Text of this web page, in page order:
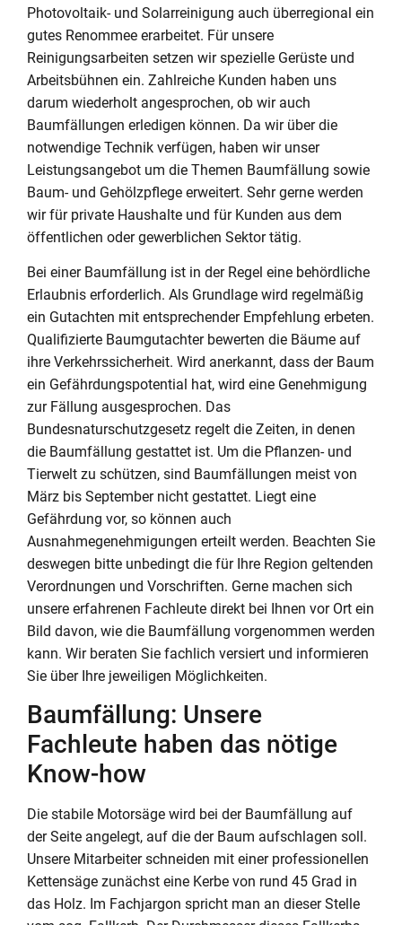
Photovoltaik- und Solarreinigung auch überregional ein
gutes Renommee erarbeitet. Für unsere
Reinigungsarbeiten setzen wir spezielle Gerüste und
Arbeitsbühnen ein. Zahlreiche Kunden haben uns
darum wiederholt angesprochen, ob wir auch
Baumfällungen erledigen können. Da wir über die
notwendige Technik verfügen, haben wir unser
Leistungsangebot um die Themen Baumfällung sowie
Baum- und Gehölzpflege erweitert. Sehr gerne werden
wir für private Haushalte und für Kunden aus dem
öffentlichen oder gewerblichen Sektor tätig.
Bei einer Baumfällung ist in der Regel eine behördliche
Erlaubnis erforderlich. Als Grundlage wird regelmäßig
ein Gutachten mit entsprechender Empfehlung erbeten.
Qualifizierte Baumgutachter bewerten die Bäume auf
ihre Verkehrssicherheit. Wird anerkannt, dass der Baum
ein Gefährdungspotential hat, wird eine Genehmigung
zur Fällung ausgesprochen. Das
Bundesnaturschutzgesetz regelt die Zeiten, in denen
die Baumfällung gestattet ist. Um die Pflanzen- und
Tierwelt zu schützen, sind Baumfällungen meist von
März bis September nicht gestattet. Liegt eine
Gefährdung vor, so können auch
Ausnahmegenehmigungen erteilt werden. Beachten Sie
deswegen bitte unbedingt die für Ihre Region geltenden
Verordnungen und Vorschriften. Gerne machen sich
unsere erfahrenen Fachleute direkt bei Ihnen vor Ort ein
Bild davon, wie die Baumfällung vorgenommen werden
kann. Wir beraten Sie fachlich versiert und informieren
Sie über Ihre jeweiligen Möglichkeiten.
Baumfällung: Unsere
Fachleute haben das nötige
Know-how
Die stabile Motorsäge wird bei der Baumfällung auf
der Seite angelegt, auf die der Baum aufschlagen soll.
Unsere Mitarbeiter schneiden mit einer professionellen
Kettensäge zunächst eine Kerbe von rund 45 Grad in
das Holz. Im Fachjargon spricht man an dieser Stelle